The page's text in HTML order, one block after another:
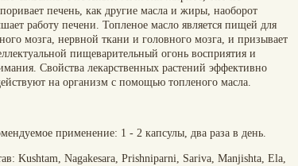
печень, как другие масла и жиры, наоборот
работу печени. Топленое масло является пищей для
мозга, нервной ткани и головного мозга, и призывает
пищеварительный огонь восприятия и
Свойства лекарственных растений эффективно
на организм с помощью топленого масла.
применение: 1 - 2 капсулы, два раза в день.
Kushtam, Nagakesara, Prishniparni, Sariva, Manjishta, Ela,